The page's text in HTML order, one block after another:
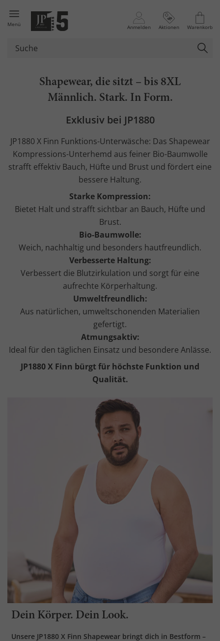
Menü Anmelden Aktionen Warenkorb
Shapewear, die sitzt – bis 8XL
Männlich. Stark. In Form.
Exklusiv bei JP1880
JP1880 X Finn Funktions-Unterwäsche: Das Shapewear
Kompressions-Unterhemd aus feiner Bio-Baumwolle
strafft effektiv Bauch, Hüfte und Brust und fördert eine
bessere Haltung.
Starke Kompression:
Bietet Halt und strafft sichtbar an Bauch, Hüfte und
Brust.
Bio-Baumwolle:
Weich, nachhaltig und besonders hautfreundlich.
Verbesserte Haltung:
Verbessert die Blutzirkulation und sorgt für eine
aufrechte Körperhaltung.
Umweltfreundlich:
Aus natürlichen, umweltschonenden Materialien
gefertigt.
Atmungsaktiv:
Ideal für den täglichen Einsatz und besondere Anlässe.
JP1880 X Finn bürgt für höchste Funktion und
Qualität.
Dein Körper. Dein Look.
Unsere JP1880 X Finn Shapewear bringt dich in Bestform –